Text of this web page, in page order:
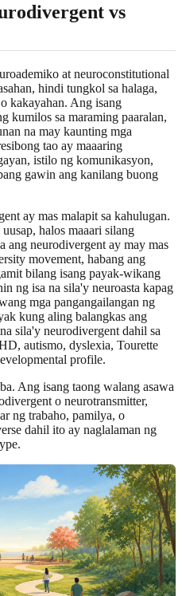
vs
at neuroconstitutional
hindi tungkol sa halaga,
kakayahan. Ang isang
kumilos sa maraming paaralan,
na may kaunting mga
tao ay maaaring
istilo ng komunikasyon,
gawin ang kanilang buong
ay mas malapit sa kahulugan.
halos maaari silang
ang neurodivergent ay may mas
movement, habang ang
bilang isang payak-wikang
ng isa na sila'y neuroasta kapag
mga pangangailangan ng
kung aling balangkas ang
sila'y neurodivergent dahil sa
autismo, dyslexia, Tourette
profile.
Ang isang taong walang asawa
o neurotransmitter,
ng trabaho, pamilya, o
dahil ito ay naglalaman ng